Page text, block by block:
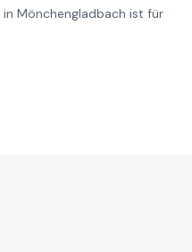
Mönchengladbach ist für